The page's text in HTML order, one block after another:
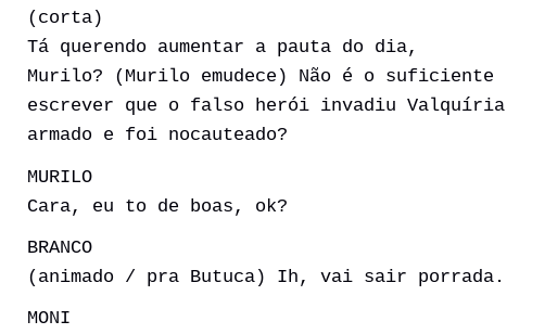
(corta)
Tá querendo aumentar a pauta do dia,
Murilo? (Murilo emudece) Não é o suficiente
escrever que o falso herói invadiu Valquíria
armado e foi nocauteado?
MURILO
Cara, eu to de boas, ok?
BRANCO
(animado / pra Butuca) Ih, vai sair porrada.
MONI